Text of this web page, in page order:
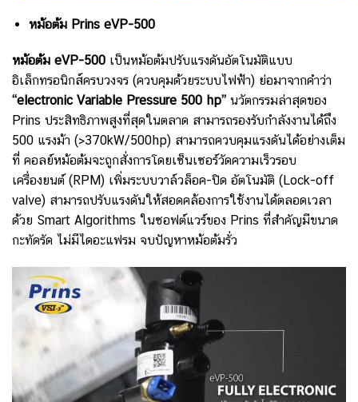
หม้อต้ม Prins eVP-500
หม้อต้ม eVP-500 เป็นหม้อต้มปรับแรงดันอัตโนมัติแบบ
อิเล็กทรอนิกส์ครบวงจร (ควบคุมด้วยระบบไฟฟ้า) ย่อมาจากคำว่า
“electronic Variable Pressure 500 hp” นวัตกรรมล่าสุดของ
Prins ประสิทธิภาพสูงที่สุดในตลาด สามารถรองรับกำลังงานได้ถึง
500 แรงม้า (>370kW/500hp) สามารถควบคุมแรงดันได้อย่างเต็ม
ที่ คอลย์หม้อต้มจะถูกสั่งการโดยเซ็นเซอร์วัดความเร็วรอบ
เครื่องยนต์ (RPM) เพิ่มระบบวาล์วล็อค-ปิด อัตโนมัติ (Lock-off
valve) สามารถปรับแรงดันให้สอดคล้องการใช้งานได้ตลอดเวลา
ด้วย Smart Algorithms ในซอฟต์แวร์ของ Prins ที่สำคัญมีขนาด
กะทัดรัด ไม่มีไดอะแฟรม จบปัญหาหม้อต้มรั่ว